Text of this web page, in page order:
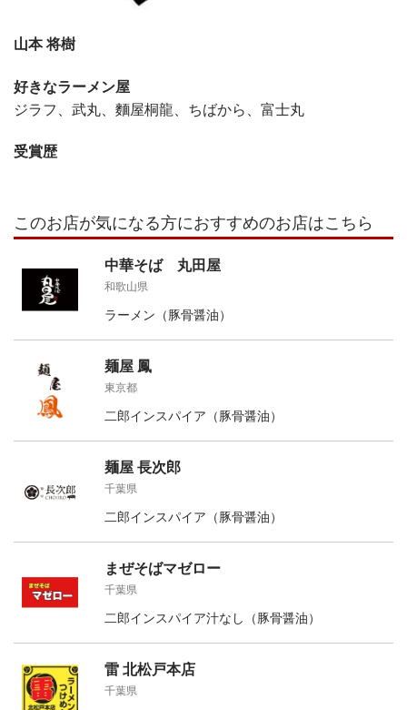
山本 将樹
好きなラーメン屋
ジラフ、武丸、麵屋桐龍、ちばから、富士丸
受賞歴
このお店が気になる方におすすめのお店はこちら
中華そば 丸田屋
和歌山県
ラーメン（豚骨醤油）
麺屋 鳳
東京都
二郎インスパイア（豚骨醤油）
麺屋 長次郎
千葉県
二郎インスパイア（豚骨醤油）
まぜそばマゼロー
千葉県
二郎インスパイア汁なし（豚骨醤油）
雷 北松戸本店
千葉県